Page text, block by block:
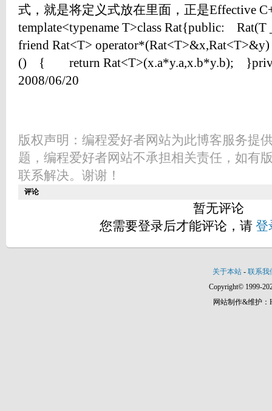
式，就是将定义式放在里面，正是Effective
template<typename T>class Rat{public:
friend Rat<T>
() { return Rat<T>(x.a*y.a,x.b*y.b);
2008/06/20
版权声明：编程爱好者网站为此博客服务提
题，编程爱好者网站不承担相关责任，如有
联系解决。谢谢！
评论
暂无评论
您需要登录后才能评论，请 登
关于本站 - 联系我
Copyright© 1999-
网站制作&维护